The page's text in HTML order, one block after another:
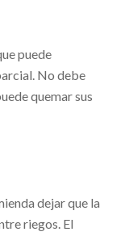
puede
No debe
quemar sus
dejar que la
riegos. El